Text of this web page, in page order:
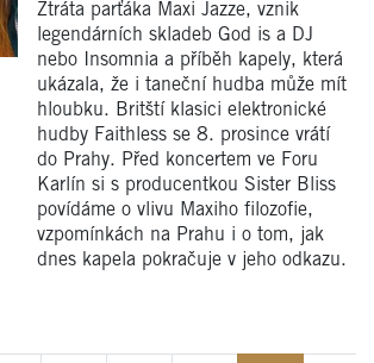
Ztráta parťáka Maxi Jazze, vznik
legendárních skladeb God is a DJ
nebo Insomnia a příběh kapely, která
ukázala, že i taneční hudba může mít
hloubku. Britští klasici elektronické
hudby Faithless se 8. prosince vrátí
do Prahy. Před koncertem ve Foru
Karlín si s producentkou Sister Bliss
povídáme o vlivu Maxiho filozofie,
vzpomínkách na Prahu i o tom, jak
dnes kapela pokračuje v jeho odkazu.